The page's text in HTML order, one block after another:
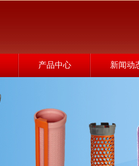
产品中心 新闻动